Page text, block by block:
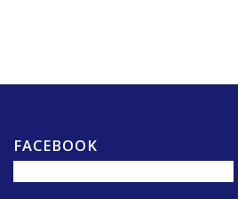
FACEBOOK